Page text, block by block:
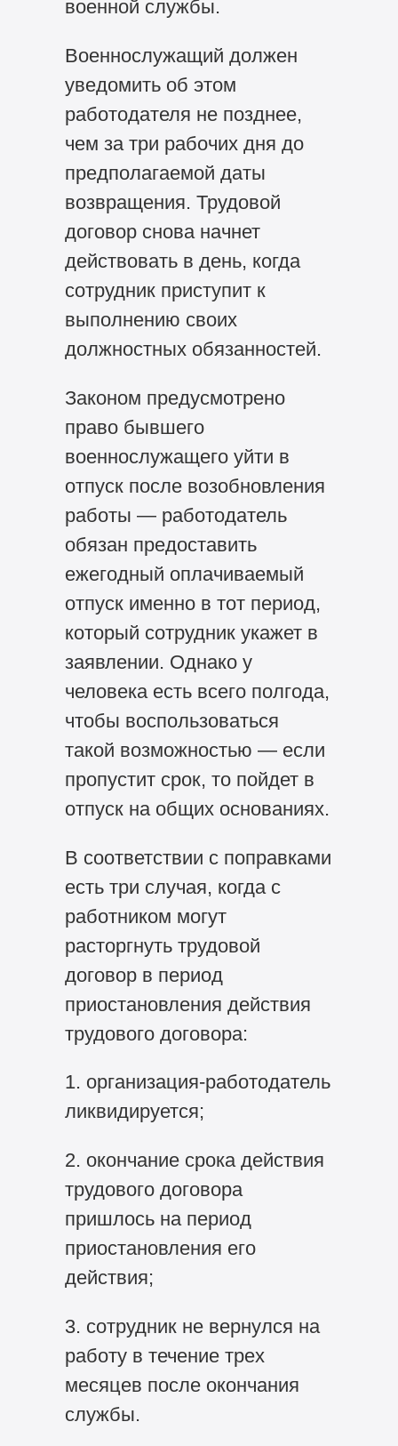
военной службы.
Военнослужащий должен
уведомить об этом
работодателя не позднее,
чем за три рабочих дня до
предполагаемой даты
возвращения. Трудовой
договор снова начнет
действовать в день, когда
сотрудник приступит к
выполнению своих
должностных обязанностей.
Законом предусмотрено
право бывшего
военнослужащего уйти в
отпуск после возобновления
работы — работодатель
обязан предоставить
ежегодный оплачиваемый
отпуск именно в тот период,
который сотрудник укажет в
заявлении. Однако у
человека есть всего полгода,
чтобы воспользоваться
такой возможностью — если
пропустит срок, то пойдет в
отпуск на общих основаниях.
В соответствии с поправками
есть три случая, когда с
работником могут
расторгнуть трудовой
договор в период
приостановления действия
трудового договора:
1. организация-работодатель
ликвидируется;
2. окончание срока действия
трудового договора
пришлось на период
приостановления его
действия;
3. сотрудник не вернулся на
работу в течение трех
месяцев после окончания
службы.